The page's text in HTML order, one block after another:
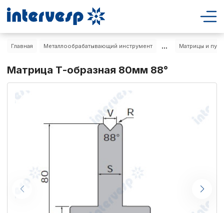
Главная Металлообрабатывающий инструмент ... Матрицы и
Матрица Т-образная 80мм 88°